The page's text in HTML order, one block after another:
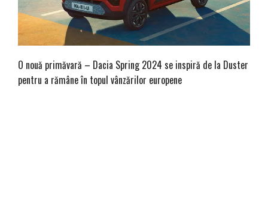
O nouă primăvară – Dacia Spring 2024 se inspiră de la Duster
pentru a rămâne în topul vânzărilor europene